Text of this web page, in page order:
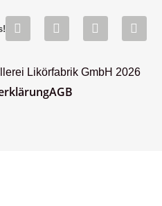
Likörfabrik GmbH 2026
AGB